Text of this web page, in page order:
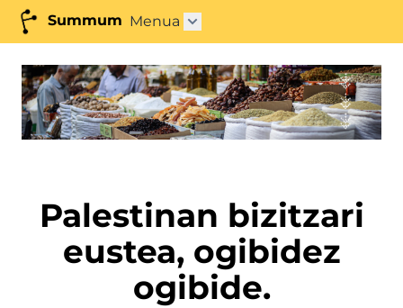
Summum Menua Azpimenua ireki"
Palestinan bizitzari
eustea, ogibidez
ogibide.